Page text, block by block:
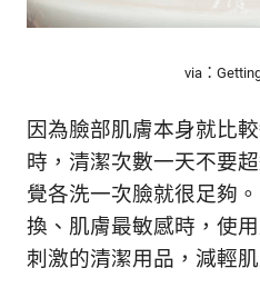
via：
因為臉部肌膚本身就比
時，清潔次數一天不要
覺各洗一次臉就很足夠
換、肌膚最敏感時，使
刺激的清潔用品，減輕肌